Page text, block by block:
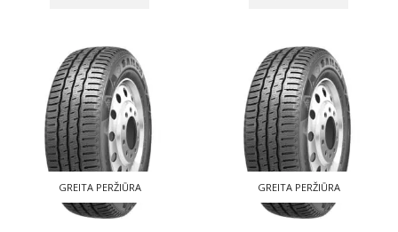
GREITA PERŽIŪRA GREITA PERŽIŪRA